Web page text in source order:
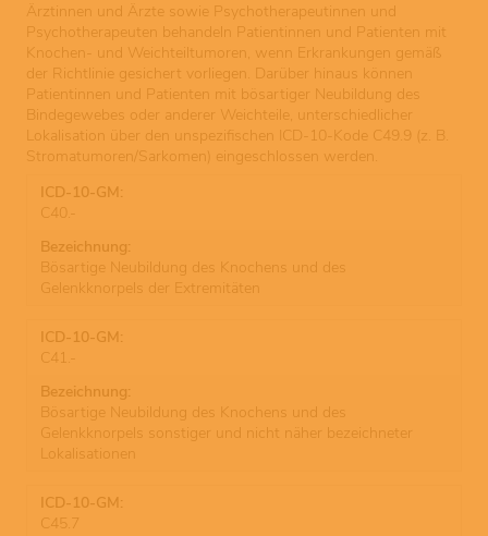
Ärztinnen und Ärzte sowie Psychotherapeutinnen und
Psychotherapeuten behandeln Patientinnen und Patienten mit
Knochen- und Weichteiltumoren, wenn Erkrankungen gemäß
der Richtlinie gesichert vorliegen. Darüber hinaus können
Patientinnen und Patienten mit bösartiger Neubildung des
Bindegewebes oder anderer Weichteile, unterschiedlicher
Lokalisation über den unspezifischen ICD-10-Kode C49.9 (z. B.
Stromatumoren/Sarkomen) eingeschlossen werden.
C40.-
Bösartige Neubildung des Knochens und des
Gelenkknorpels der Extremitäten
C41.-
Bösartige Neubildung des Knochens und des
Gelenkknorpels sonstiger und nicht näher bezeichneter
Lokalisationen
C45.7